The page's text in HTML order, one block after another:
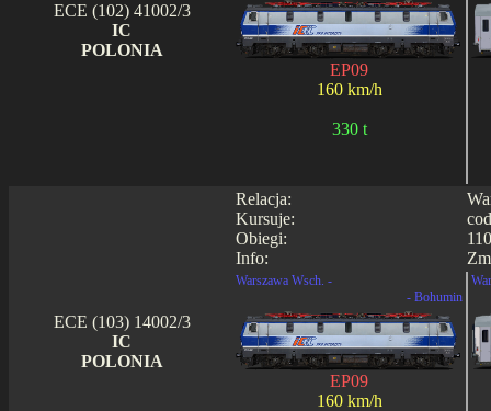
ECE (102) 41002/3
IC
POLONIA
EP09
160 km/h
330 t
Relacja:
Kursuje:
Obiegi:
Info:
ECE (103) 14002/3
IC
POLONIA
Warszawa Wsch. -
- Bohumin
EP09
160 km/h